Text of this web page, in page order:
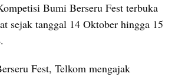
Bumi Berseru Fest terbuka
sejak tanggal 14 Oktober hingga 15
Fest, Telkom mengajak